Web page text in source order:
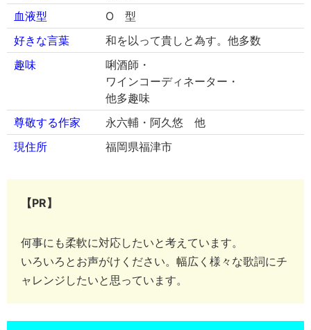
血液型
O 型
好きな言葉
和を以って貴しと為す。他多数
趣味
唎酒師・
ワインコーディネーター・
他多趣味
尊敬する作家
永六輔・阿久悠 他
現住所
福岡県福津市
【PR】
何事にも柔軟に対応したいと考えています。
いろいろとお声がけください。幅広く様々な歌詞にチ
ャレンジしたいと思っています。